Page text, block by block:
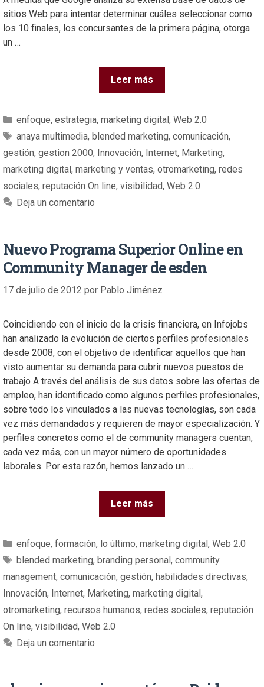
sitios Web para intentar determinar cuáles seleccionar como
los 10 finales, los concursantes de la primera página, otorga
un …
Leer más
enfoque, estrategia, marketing digital, Web 2.0
anaya multimedia, blended marketing, comunicación,
gestión, gestion 2000, Innovación, Internet, Marketing,
marketing digital, marketing y ventas, otromarketing, redes
sociales, reputación On line, visibilidad, Web 2.0
Deja un comentario
Nuevo Programa Superior Online en
Community Manager de esden
17 de julio de 2012 por Pablo Jiménez
Coincidiendo con el inicio de la crisis financiera, en Infojobs
han analizado la evolución de ciertos perfiles profesionales
desde 2008, con el objetivo de identificar aquellos que han
visto aumentar su demanda para cubrir nuevos puestos de
trabajo A través del análisis de sus datos sobre las ofertas de
empleo, han identificado como algunos perfiles profesionales,
sobre todo los vinculados a las nuevas tecnologías, son cada
vez más demandados y requieren de mayor especialización. Y
perfiles concretos como el de community managers cuentan,
cada vez más, con un mayor número de oportunidades
laborales. Por esta razón, hemos lanzado un …
Leer más
enfoque, formación, lo último, marketing digital, Web 2.0
blended marketing, branding personal, community
management, comunicación, gestión, habilidades directivas,
Innovación, Internet, Marketing, marketing digital,
otromarketing, recursos humanos, redes sociales, reputación
On line, visibilidad, Web 2.0
Deja un comentario